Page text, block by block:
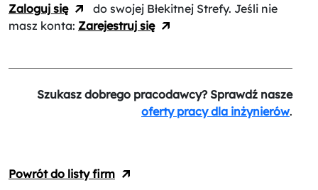
Zaloguj się
do swojej Błekitnej Strefy. Jeśli nie
masz konta: Zarejestruj się
Szukasz dobrego pracodawcy? Sprawdź nasze
oferty pracy dla inżynierów.
Powrót do listy firm